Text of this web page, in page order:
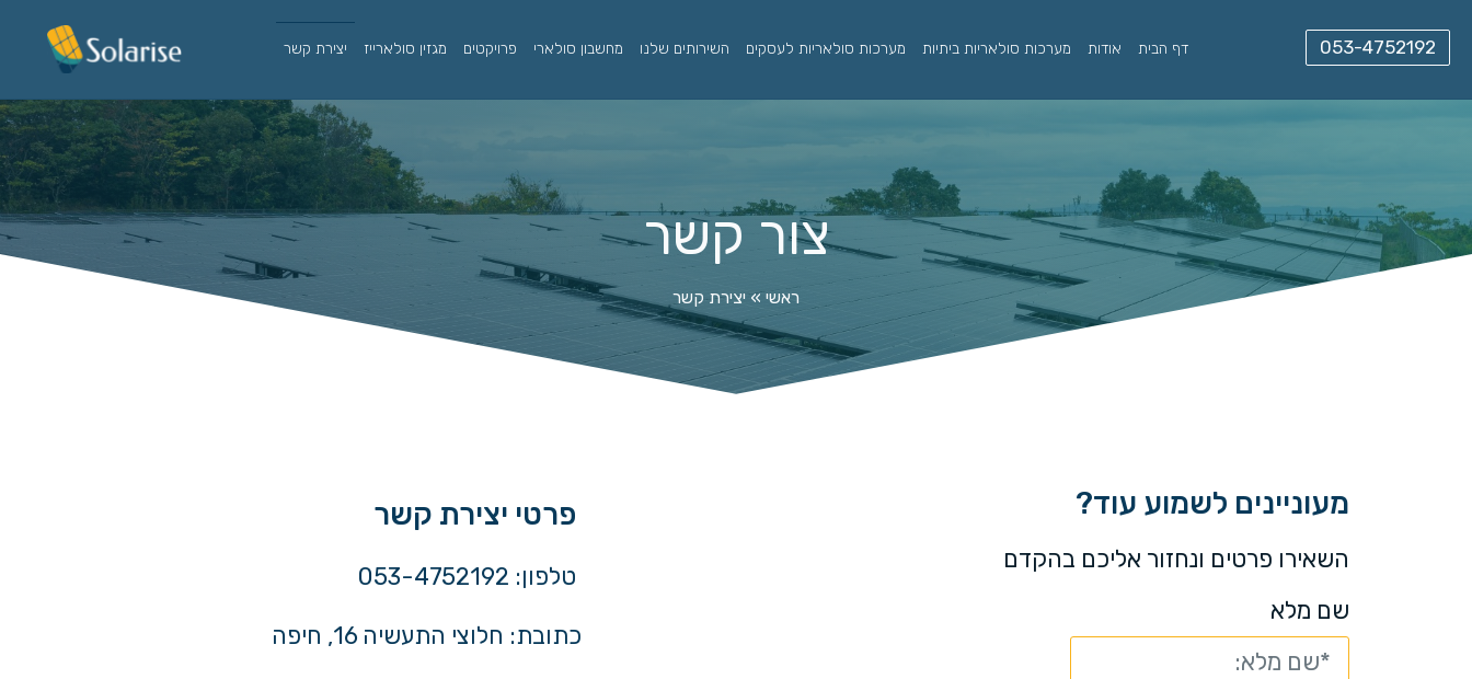
דף הבית אודות מערכות סולאריות ביתיות מערכות סולאריות לעסקים השירותים שלנו מחשבון סולארי פרויקטים מגזין סולארייז יצירת קשר
צור קשר
ראשי» יצירת קשר
מעוניינים לשמוע עוד?
השאירו פרטים ונחזור אליכם בהקדם
שם מלא
פרטי יצירת קשר
טלפון: ⁦053-4752192⁩
כתובת: חלוצי התעשיה 16, חיפה